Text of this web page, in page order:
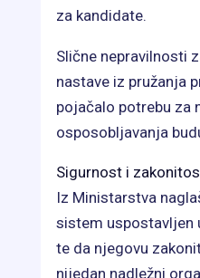
za kandidate.
Slične nepravilnosti
nastave iz pružanja
pojačalo potrebu za
osposobljavanja
Sigurnost i
Iz Ministarstva
sistem uspostavljen
te da njegovu
nijedan nadležni